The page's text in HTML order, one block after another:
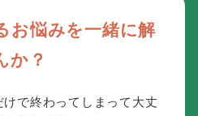
お悩みを一緒に解
か？
で終わってしまって大丈